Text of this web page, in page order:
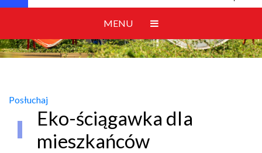
MENU
Posłuchaj
Eko-ściągawka dla
mieszkańców